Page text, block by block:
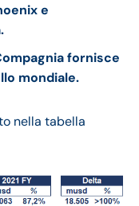
e
fornisce
mondiale.
nella tabella